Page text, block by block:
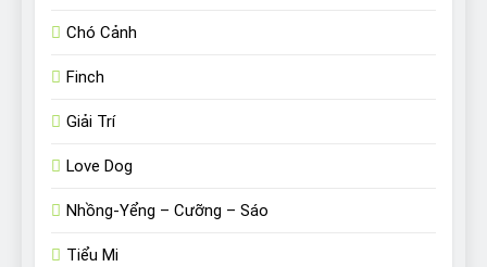
Chó Cảnh
Finch
Giải Trí
Love Dog
Nhồng-Yểng – Cưỡng – Sáo
Tiểu Mi